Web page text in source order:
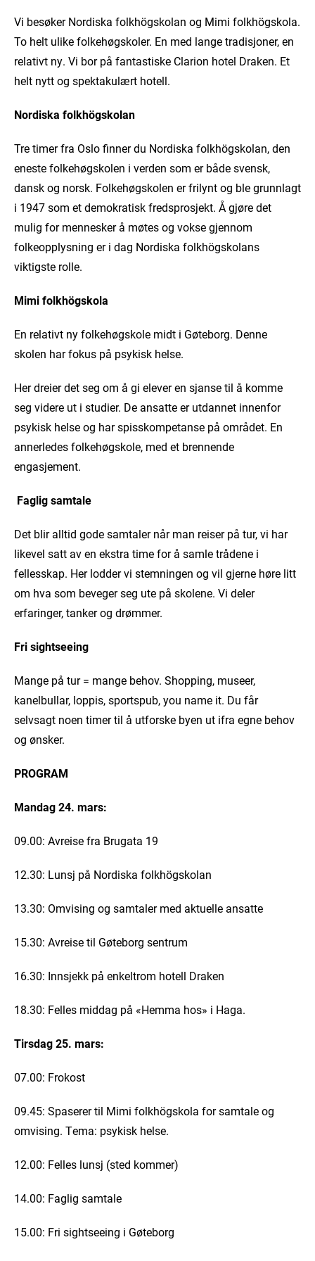
Vi besøker Nordiska folkhögskolan og Mimi folkhögskola.
To helt ulike folkehøgskoler. En med lange tradisjoner, en
relativt ny. Vi bor på fantastiske Clarion hotel Draken. Et
helt nytt og spektakulært hotell.
Nordiska folkhögskolan
Tre timer fra Oslo finner du Nordiska folkhögskolan, den
eneste folkehøgskolen i verden som er både svensk,
dansk og norsk. Folkehøgskolen er frilynt og ble grunnlagt
i 1947 som et demokratisk fredsprosjekt. Å gjøre det
mulig for mennesker å møtes og vokse gjennom
folkeopplysning er i dag Nordiska folkhögskolans
viktigste rolle.
Mimi folkhögskola
En relativt ny folkehøgskole midt i Gøteborg. Denne
skolen har fokus på psykisk helse.
Her dreier det seg om å gi elever en sjanse til å komme
seg videre ut i studier. De ansatte er utdannet innenfor
psykisk helse og har spisskompetanse på området. En
annerledes folkehøgskole, med et brennende
engasjement.
Faglig samtale
Det blir alltid gode samtaler når man reiser på tur, vi har
likevel satt av en ekstra time for å samle trådene i
fellesskap. Her lodder vi stemningen og vil gjerne høre litt
om hva som beveger seg ute på skolene. Vi deler
erfaringer, tanker og drømmer.
Fri sightseeing
Mange på tur = mange behov. Shopping, museer,
kanelbullar, loppis, sportspub, you name it. Du får
selvsagt noen timer til å utforske byen ut ifra egne behov
og ønsker.
PROGRAM
Mandag 24. mars:
09.00: Avreise fra Brugata 19
12.30: Lunsj på Nordiska folkhögskolan
13.30: Omvising og samtaler med aktuelle ansatte
15.30: Avreise til Gøteborg sentrum
16.30: Innsjekk på enkeltrom hotell Draken
18.30: Felles middag på «Hemma hos» i Haga.
Tirsdag 25. mars:
07.00: Frokost
09.45: Spaserer til Mimi folkhögskola for samtale og
omvising. Tema: psykisk helse.
12.00: Felles lunsj (sted kommer)
14.00: Faglig samtale
15.00: Fri sightseeing i Gøteborg